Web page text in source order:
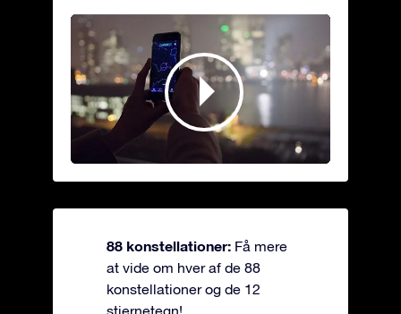
88 konstellationer: Få mere
at vide om hver af de 88
konstellationer og de 12
stjernetegn!